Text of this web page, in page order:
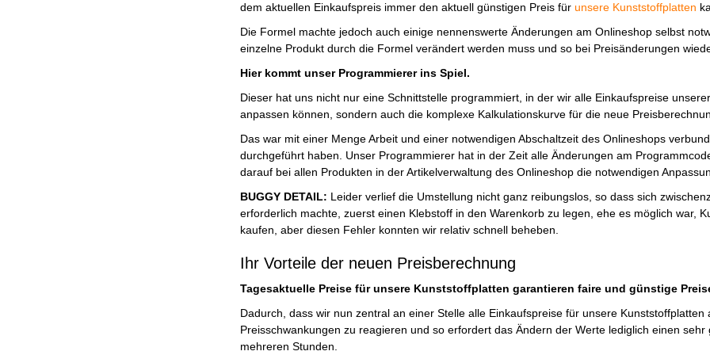
dem aktuellen Einkaufspreis immer den aktuell günstigen Preis für unsere Kunststoffplatten
Die Formel machte jedoch auch einige nennenswerte Änderungen am Onlineshop selbst
einzelne Produkt durch die Formel verändert werden muss und so bei Preisänderungen
Hier kommt unser Programmierer ins Spiel.
Dieser hat uns nicht nur eine Schnittstelle programmiert, in der wir alle Einkaufspreise
anpassen können, sondern auch die komplexe Kalkulationskurve für die neue
Das war mit einer Menge Arbeit und einer notwendigen Abschaltzeit des Onlineshops
durchgeführt haben. Unser Programmierer hat in der Zeit alle Änderungen am
darauf bei allen Produkten in der Artikelverwaltung des Onlineshop die notwendigen
BUGGY DETAIL: Leider verlief die Umstellung nicht ganz reibungslos, so dass sich
erforderlich machte, zuerst einen Klebstoff in den Warenkorb zu legen, ehe es möglich war,
kaufen, aber diesen Fehler konnten wir relativ schnell beheben.
Ihr Vorteile der neuen Preisberechnung
Tagesaktuelle Preise für unsere Kunststoffplatten garantieren faire und günstige
Dadurch, dass wir nun zentral an einer Stelle alle Einkaufspreise für unsere
Preisschwankungen zu reagieren und so erfordert das Ändern der Werte lediglich einen
mehreren Stunden.